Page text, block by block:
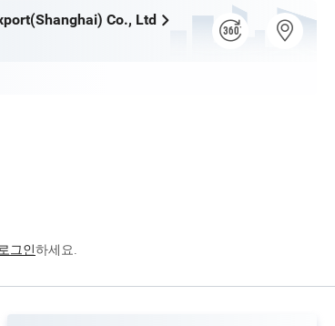
Co., Ltd
그인하세요.